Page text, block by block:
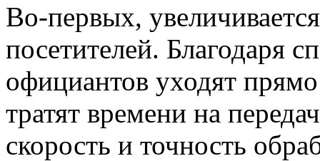
Во-первых,
посетителей. Благодаря
официантов уходят
тратят времени на
скорость и точность